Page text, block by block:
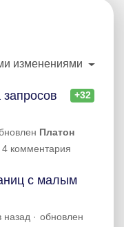
изменениями
+32
Платон
4 комментария
с малым
назад
обновлен